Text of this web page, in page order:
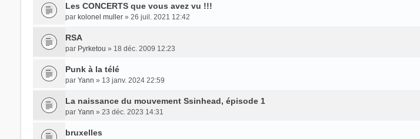
Les CONCERTS que vous avez vu !!!
par kolonel muller» 26 juil. 2021 12:42
RSA
par Pyrketou » 18 déc. 2009 12:23
Punk à la télé
par Yann » 13 janv. 2024 22:59
La naissance du mouvement Ssinhead, épisode 1
par Yann » 23 déc. 2023 14:31
bruxelles